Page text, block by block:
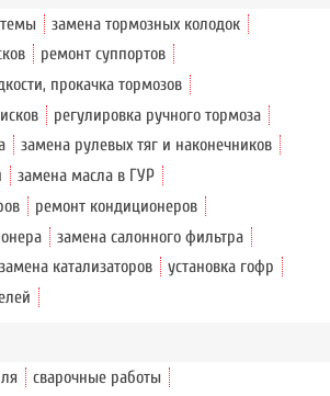
замена тормозных колодок
ремонт суппортов
прокачка тормозов
регулировка ручного тормоза
замена рулевых тяг и наконечников
замена масла в ГУР
ремонт кондиционеров
замена салонного фильтра
замена катализаторов
установка гофр
сварочные работы